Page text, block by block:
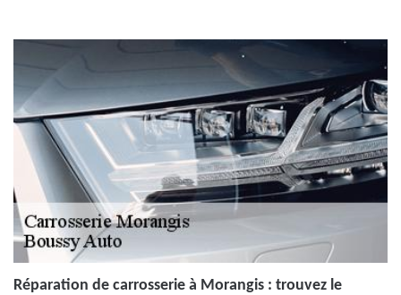
Réparation de carrosserie à Morangis : trouvez le